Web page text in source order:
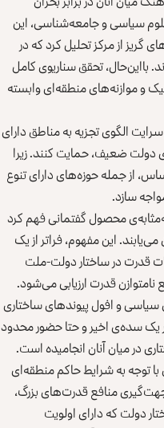
سیاسی و جامعه‌شناسی، این
از مرکز تحلیل کرد که در
بااین‌حال، تحقق سناریوی کامل
و موازنه‌های منطقه‌ای وابسته
الگوی تجزیه به مناطق دارای
دولت ضعیف، حمایت کنند. زیرا
از جمله حوزه‌های دارای تنوع
سازد.
محصول گفتمانی فهم کرد
این مفهوم، فراتر از یک
قدرت در ساختار دولت-ملت
نامتوازن قدرت ارزیابی می‌شود.
و افول پیوندهای ساختاری
یک سده‌ی اخیر و حتا حضور محدود
در میان آنان انجامیده است.
توجه به شرایط حاکم منطقه‌ای
منافع قدرت‌های بزرگ،
دولت که دارای اولویت